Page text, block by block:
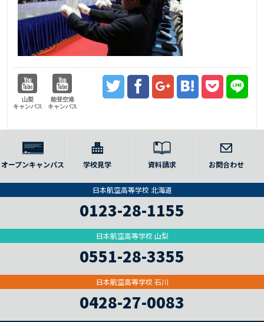
山梨
キャンパス
能登空港
キャンパス
オープンキャンパス 学校見学 資料請求 お問合わせ
日本航空高等学校 北海道
0123-28-1155
日本航空高等学校 山梨
0551-28-3355
日本航空高等学校 石川
0428-27-0083